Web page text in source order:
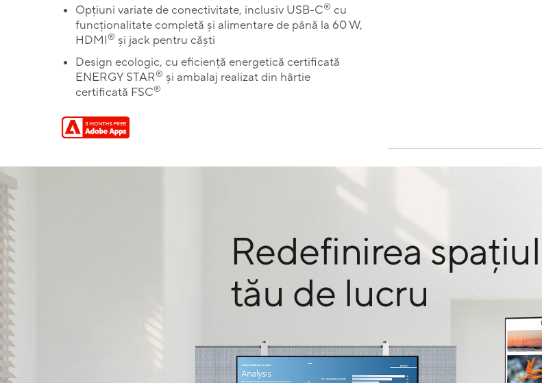
Opțiuni variate de conectivitate, inclusiv USB-C® cu
funcționalitate completă și alimentare de până la 60 W,
HDMI® și jack pentru căști
Design ecologic, cu eficiență energetică certificată
ENERGY STAR® și ambalaj realizat din hârtie
certificată FSC®
Redefinirea
tău de lucru